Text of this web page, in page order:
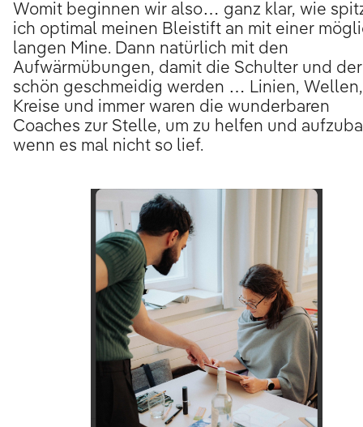
Womit beginnen wir also… ganz klar, wie
ich optimal meinen Bleistift an mit einer
langen Mine. Dann natürlich mit den
Aufwärmübungen, damit die Schulter und
schön geschmeidig werden … Linien, Wellen,
Kreise und immer waren die wunderbaren
Coaches zur Stelle, um zu helfen und
wenn es mal nicht so lief.